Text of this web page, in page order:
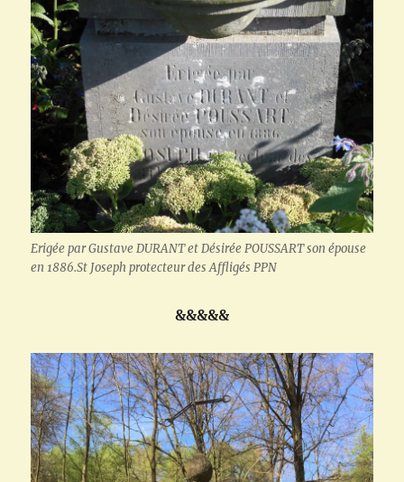
Erigée par Gustave DURANT et Désirée POUSSART son épouse
en 1886.St Joseph protecteur des Affligés PPN
&&&&&